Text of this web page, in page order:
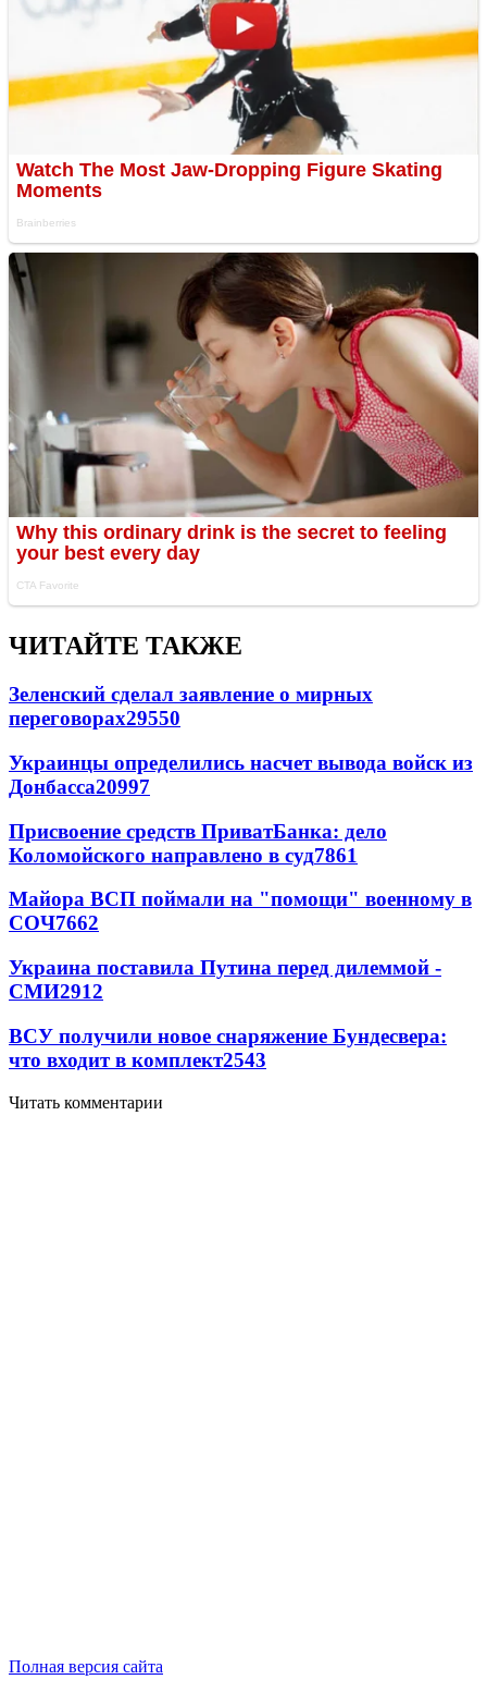
ЧИТАЙТЕ ТАКЖЕ
Зеленский сделал заявление о мирных
переговорах29550
Украинцы определились насчет вывода войск из
Донбасса20997
Присвоение средств ПриватБанка: дело
Коломойского направлено в суд7861
Майора ВСП поймали на "помощи" военному в
СОЧ7662
Украина поставила Путина перед дилеммой -
СМИ2912
ВСУ получили новое снаряжение Бундесвера:
что входит в комплект2543
Читать комментарии
Полная версия сайта